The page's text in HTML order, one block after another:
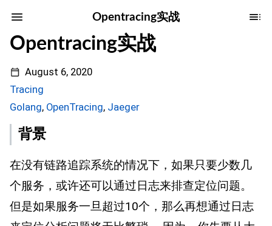
Opentracing实战
Opentracing实战
August 6, 2020
Tracing
Golang, OpenTracing, Jaeger
背景
在没有链路追踪系统的情况下，如果只要少数几
个服务，或许还可以通过日志来排查定位问题。
但是如果服务一旦超过10个，那么再想通过日志